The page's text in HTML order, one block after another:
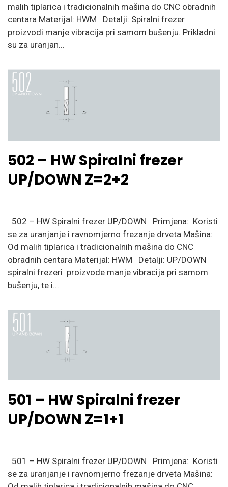
malih tiplarica i tradicionalnih mašina do CNC obradnih
centara Materijal: HWM Detalji: Spiralni frezer
proizvodi manje vibracija pri samom bušenju. Prikladni
su za uranjan...
502 – HW Spiralni frezer
UP/DOWN Z=2+2
502 – HW Spiralni frezer UP/DOWN Primjena: Koristi
se za uranjanje i ravnomjerno frezanje drveta Mašina:
Od malih tiplarica i tradicionalnih mašina do CNC
obradnih centara Materijal: HWM Detalji: UP/DOWN
spiralni frezeri proizvode manje vibracija pri samom
bušenju, te i...
501 – HW Spiralni frezer
UP/DOWN Z=1+1
501 – HW Spiralni frezer UP/DOWN Primjena: Koristi
se za uranjanje i ravnomjerno frezanje drveta Mašina: